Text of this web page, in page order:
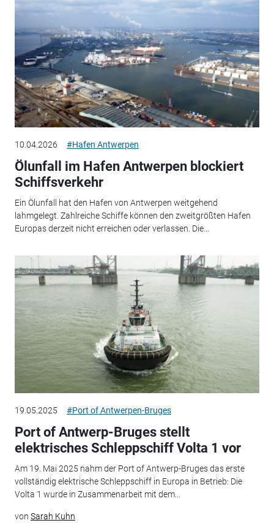
10.04.2026 #Hafen Antwerpen
Ölunfall im Hafen Antwerpen blockiert
Schiffsverkehr
Ein Ölunfall hat den Hafen von Antwerpen weitgehend
lahmgelegt. Zahlreiche Schiffe können den zweitgrößten Hafen
Europas derzeit nicht erreichen oder verlassen. Die...
19.05.2025 #Port of Antwerpen-Bruges
Port of Antwerp-Bruges stellt
elektrisches Schleppschiff Volta 1 vor
Am 19. Mai 2025 nahm der Port of Antwerp-Bruges das erste
vollständig elektrische Schleppschiff in Europa in Betrieb: Die
Volta 1 wurde in Zusammenarbeit mit dem...
von Sarah Kuhn